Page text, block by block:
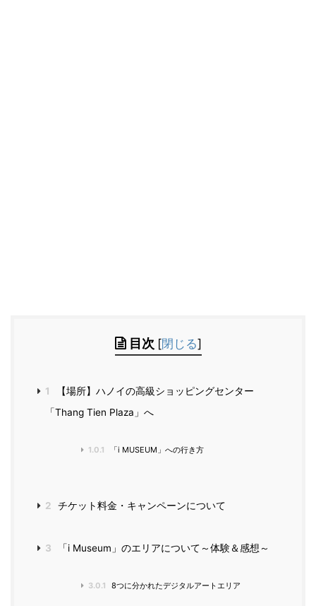
目次 [閉じる]
1
【場所】ハノイの高級ショッピングセンター
「Thang Tien Plaza」へ
1.0.1 「i MUSEUM」への行き方
2 チケット料金・キャンペーンについて
3 「i Museum」のエリアについて～体験＆感想～
3.0.1 8つに分かれたデジタルアートエリア